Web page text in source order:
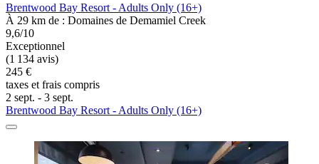
Brentwood Bay Resort - Adults Only (16+)
À 29 km de : Domaines de Demamiel Creek
9,6/10
Exceptionnel
(1 134 avis)
245 €
taxes et frais compris
2 sept. - 3 sept.
Brentwood Bay Resort - Adults Only (16+)